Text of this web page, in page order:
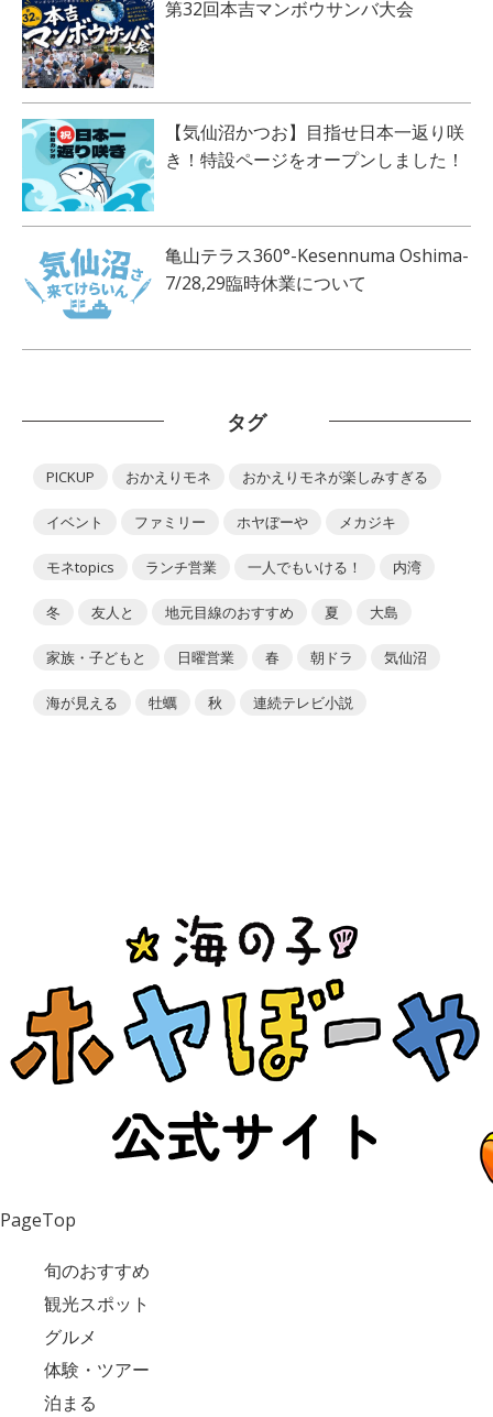
第32回本吉マンボウサンバ大会
【気仙沼かつお】目指せ日本一返り咲
き！特設ページをオープンしました！
亀山テラス360°-Kesennuma Oshima-
7/28,29臨時休業について
タグ
PICKUP おかえりモネ おかえりモネが楽しみすぎる
イベント ファミリー ホヤぼーや メカジキ
モネtopics ランチ営業 一人でもいける！ 内湾
冬 友人と 地元目線のおすすめ 夏 大島
家族・子どもと 日曜営業 春 朝ドラ 気仙沼
海が見える 牡蠣 秋 連続テレビ小説
PageTop
旬のおすすめ
観光スポット
グルメ
体験・ツアー
泊まる